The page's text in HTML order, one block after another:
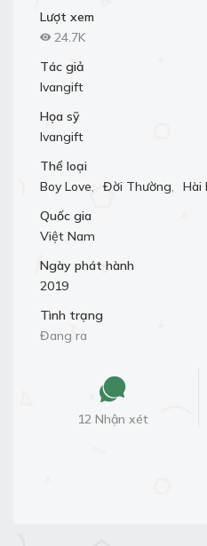
Lượt xem
24.7K
Tác giả
Ivangift
Họa sỹ
Ivangift
Thể loại
Boy Love, Đời Thường, Hài
Quốc gia
Việt Nam
Ngày phát hành
2019
Tình trạng
Đang ra
12 Nhận xét